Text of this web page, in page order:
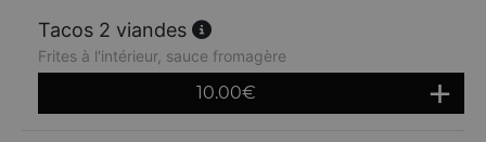
Tacos 2 viandes
Frites à l'intérieur, sauce fromagère
10.00€